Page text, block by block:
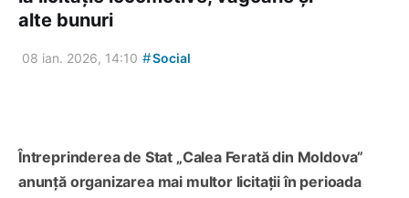
alte bunuri
08 ian. 2026, 14:10 #Social
Întreprinderea de Stat „Calea Ferată din Moldova”
anunță organizarea mai multor licitații în perioada